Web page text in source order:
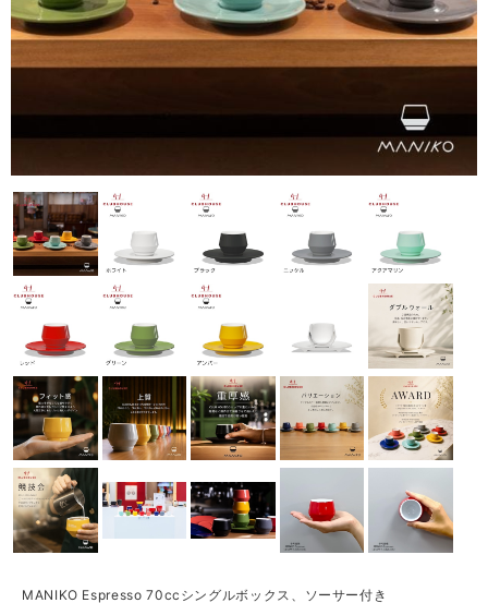
MANIKO Espresso 70ccシングルボックス、ソーサー付き